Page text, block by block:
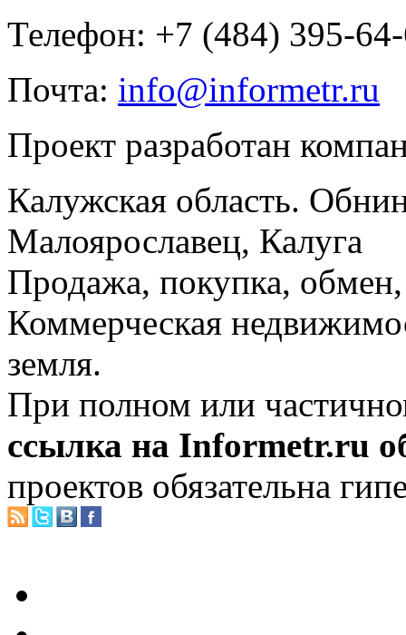
Телефон: +7 (484) 395-
Почта: info@informetr.ru
Проект разработан
Калужская область.
Малоярославец, Калуга
Продажа, покупка, обмен,
Коммерческая
земля.
При полном или
ссылка на Informetr.ru
проектов обязательна